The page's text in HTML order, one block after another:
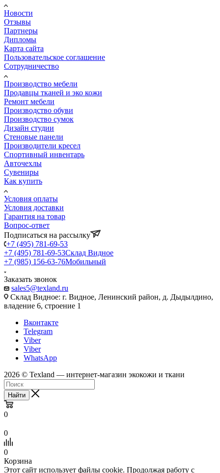
Новости
Отзывы
Партнеры
Дипломы
Карта сайта
Пользовательское соглашение
Сотрудничество
Производство мебели
Продавцы тканей и эко кожи
Ремонт мебели
Производство обуви
Производство сумок
Дизайн студии
Стеновые панели
Производители кресел
Спортивный инвентарь
Авточехлы
Сувениры
Как купить
Условия оплаты
Условия доставки
Гарантия на товар
Вопрос-ответ
Подписаться на рассылку
+7 (495) 781-69-53
+7 (495) 781-69-53Склад Видное
+7 (985) 156-63-76Мобильный
Заказать звонок
sales5@texland.ru
Склад Видное: г. Видное, Ленинский район, д. Дыдылдино,
владение 6, строение 1
Вконтакте
Telegram
Viber
Viber
WhatsApp
2026 © Texland — интернет-магазин экокожи и ткани
Найти
0
0
0
Корзина
Этот сайт использует файлы cookie. Продолжая работу с